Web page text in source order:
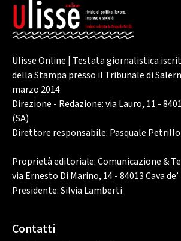
Ulisse Online | Testata giornalistica
della Stampa presso il Tribunale di
marzo 2014
Direzione - Redazione: via Lauro, 11 -
(SA)
Direttore responsabile: Pasquale Petrillo
Proprietà editoriale: Comunicazione &
via Ernesto Di Marino, 14 - 84013 Cava
Presidente: Silvia Lamberti
Contatti